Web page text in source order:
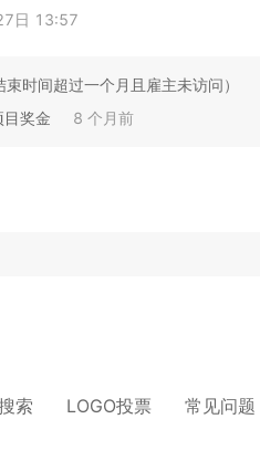
日 13:57
时间超过一个月且雇主未访问）
奖金 8 个月前
索 LOGO投票 常见问题